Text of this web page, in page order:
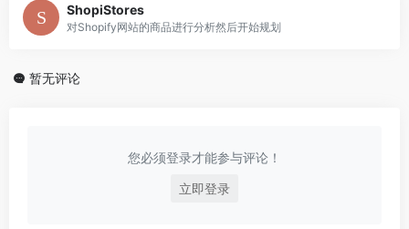
ShopiStores
对Shopify网站的商品进行分析然后开始规划
暂无评论
您必须登录才能参与评论！
立即登录